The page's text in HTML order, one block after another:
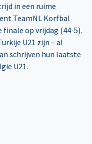
in een ruime
TeamNL Korfbal
finale op vrijdag (44-5).
U21 zijn – al
schrijven hun laatste
U21.